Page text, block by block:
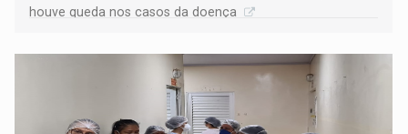
houve queda nos casos da doença